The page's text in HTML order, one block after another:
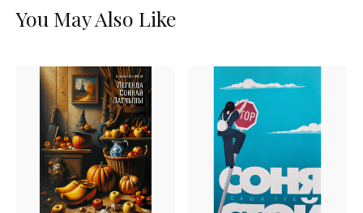
You May Also Like